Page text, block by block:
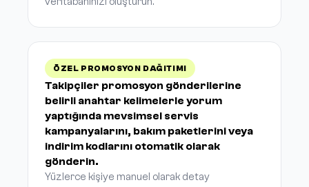
ÖZEL PROMOSYON DAĞITIMI
Takipçiler promosyon gönderilerine
belirli anahtar kelimelerle yorum
yaptığında mevsimsel servis
kampanyalarını, bakım paketlerini veya
indirim kodlarını otomatik olarak
gönderin.
Yüzlerce kişiye manuel olarak detay